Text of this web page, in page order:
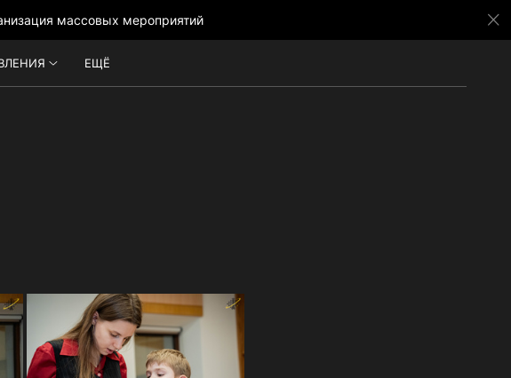
ЕЩЁ
массовых мероприятий